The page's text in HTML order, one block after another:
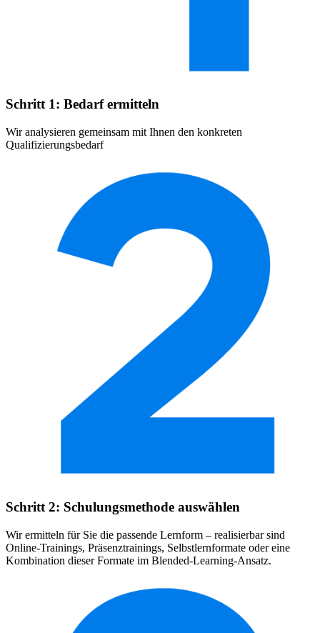
Schritt 1: Bedarf ermitteln
Wir analysieren gemeinsam mit Ihnen den konkreten
Qualifizierungsbedarf
Schritt 2: Schulungsmethode auswählen
Wir ermitteln für Sie die passende Lernform – realisierbar sind
Online-Trainings, Präsenztrainings, Selbstlernformate oder eine
Kombination dieser Formate im Blended-Learning-Ansatz.